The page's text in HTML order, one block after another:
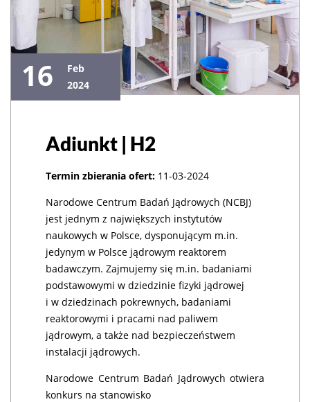
16
Feb
2024
Adiunkt | H2
Termin zbierania ofert: 11-03-2024
Narodowe Centrum Badań Jądrowych (NCBJ)
jest jednym z największych instytutów
naukowych w Polsce, dysponującym m.in.
jedynym w Polsce jądrowym reaktorem
badawczym. Zajmujemy się m.in. badaniami
podstawowymi w dziedzinie fizyki jądrowej
i w dziedzinach pokrewnych, badaniami
reaktorowymi i pracami nad paliwem
jądrowym, a także nad bezpieczeństwem
instalacji jądrowych.
Narodowe Centrum Badań Jądrowych otwiera
konkurs na stanowisko